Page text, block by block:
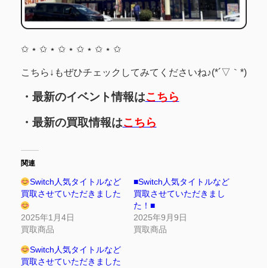
✩ ⋆ ✩ ⋆ ✩ ⋆ ✩ ⋆ ✩ ⋆ ✩
こちら↓もぜひチェックしてみてくださいね♪(*´▽｀*)
・最新のイベント情報はこちら
・最新の買取情報はこちら
関連
Switch人気タイトルなど
買取させていただきました
2025年1月4日
買取商品
■Switch人気タイトルなど
買取させていただきまし
た！■
2025年9月9日
買取商品
Switch人気タイトルなど
買取させていただきました